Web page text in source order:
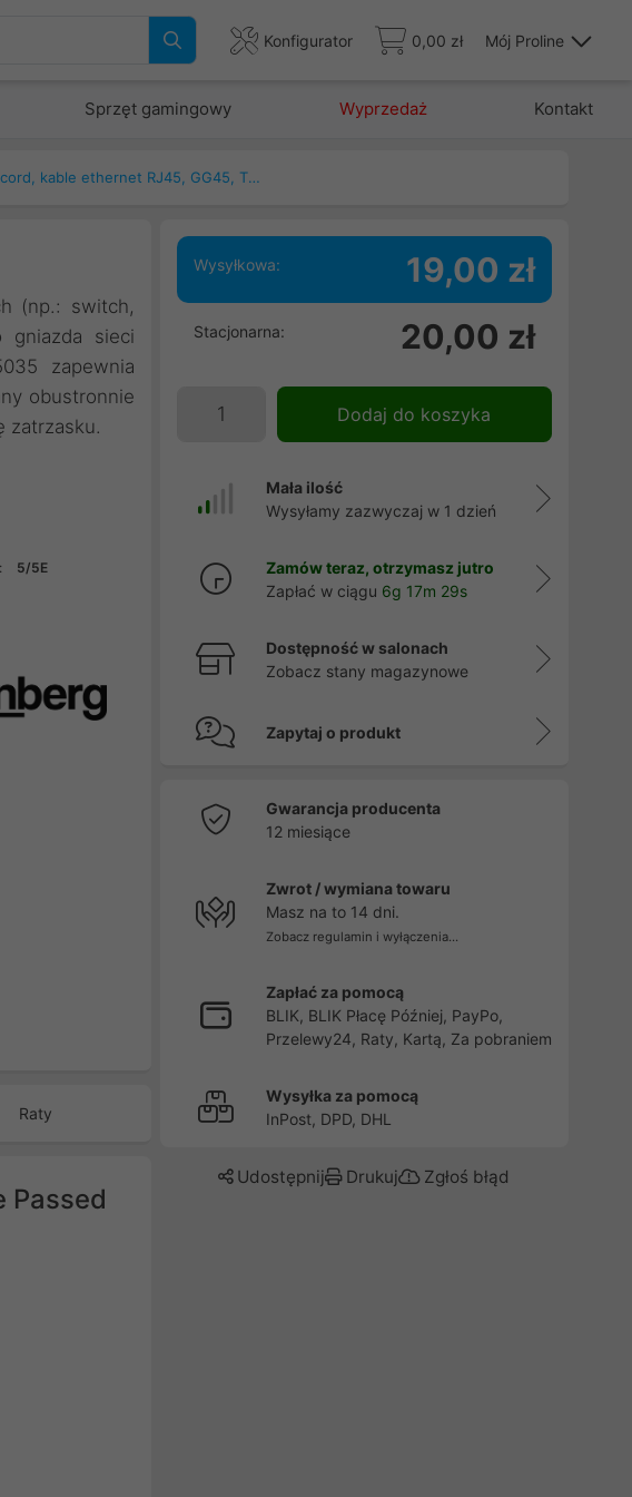
Konfigurator 0,00 zł Mój Proline
Sprzęt gamingowy Wyprzedaż Kontakt
Patchcord, kable ethernet RJ45, GG45, TERA
(np.: switch,
gniazda sieci
zapewnia
obustronnie
zatrzasku.
5/5E
Raty
Passed
Wysyłkowa: 19,00 zł
Stacjonarna: 20,00 zł
Dodaj do koszyka
Mała ilość
Wysyłamy zazwyczaj w 1 dzień
Zamów teraz, otrzymasz jutro
Zapłać w ciągu 6g 17m 28s
Dostępność w salonach
Zobacz stany magazynowe
Zapytaj o produkt
Gwarancja producenta
12 miesiące
Zwrot / wymiana towaru
Masz na to 14 dni.
Zobacz regulamin i wyłączenia...
Zapłać za pomocą
BLIK, BLIK Płacę Później, PayPo,
Przelewy24, Raty, Kartą, Za pobraniem
Wysyłka za pomocą
InPost, DPD, DHL
Udostępnij Drukuj Zgłoś błąd